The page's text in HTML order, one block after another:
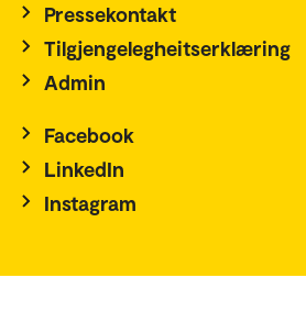
Pressekontakt
Tilgjengelegheitserklæring
Admin
Facebook
LinkedIn
Instagram